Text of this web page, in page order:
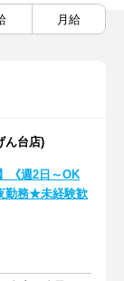
月給
ん台店)
《週2日～OK
勤務★未経験歓